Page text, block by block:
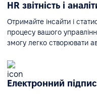
HR звітність і
Отримайте інсайти і
процесу вашого
змогу легко створювати
Електронний